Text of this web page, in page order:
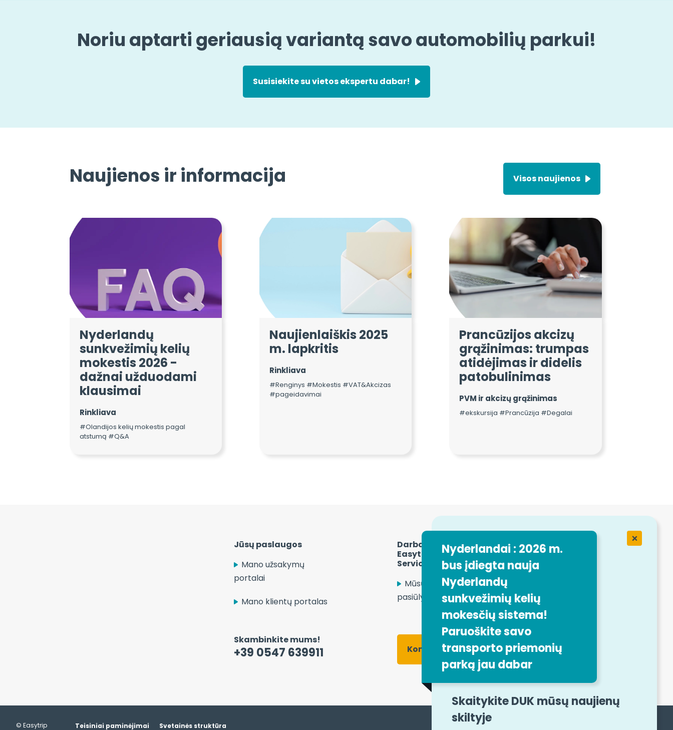
Nyderlandai : 2026 m.
bus įdiegta nauja
Nyderlandų
sunkvežimių kelių
mokesčių sistema!
Paruoškite savo
transporto priemonių
parką jau dabar
Skaitykite DUK mūsų naujienų
skiltyje
Noriu aptarti geriausią variantą savo automobilių parkui!
Susisiekite su vietos ekspertu dabar!
Naujienos ir informacija Visos naujienos
Nyderlandų
sunkvežimių kelių
mokestis 2026 -
dažnai užduodami
klausimai
Rinkliava
#Olandijos kelių mokestis pagal
atstumą #Q&A
Naujienlaiškis 2025
m. lapkritis
Rinkliava
#Renginys #Mokestis #VAT&Akcizas
#pageidavimai
Prancūzijos akcizų
grąžinimas: trumpas
atidėjimas ir didelis
patobulinimas
PVM ir akcizų grąžinimas
#ekskursija #Prancūzija #Degalai
Jūsų paslaugos
Mano užsakymų
portalai
Mano klientų portalas
Darbas įmonėje "
Easytrip Transport
Services
Mūsų darbo
pasiūlymai
Skambinkite mums!
+39 0547 639911 Kontaktinė forma
© Easytrip Teisiniai paminėjimai Svetainės struktūra